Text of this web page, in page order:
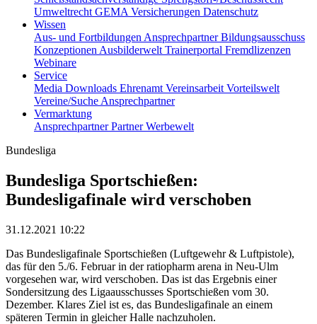
Umweltrecht GEMA Versicherungen Datenschutz
Wissen
Aus- und Fortbildungen AnsprechpartnerBildungsausschuss
Konzeptionen Ausbilderwelt Trainerportal Fremdlizenzen
Webinare
Service
Media Downloads Ehrenamt Vereinsarbeit Vorteilswelt
Vereine/Suche Ansprechpartner
Vermarktung
AnsprechpartnerPartnerWerbewelt
Bundesliga
Bundesliga Sportschießen:
Bundesligafinale wird verschoben
31.12.2021 10:22
Das Bundesligafinale Sportschießen (Luftgewehr & Luftpistole),
das für den 5./6. Februar in der ratiopharm arena in Neu-Ulm
vorgesehen war, wird verschoben. Das ist das Ergebnis einer
Sondersitzung des Ligaausschusses Sportschießen vom 30.
Dezember. Klares Ziel ist es, das Bundesligafinale an einem
späteren Termin in gleicher Halle nachzuholen.